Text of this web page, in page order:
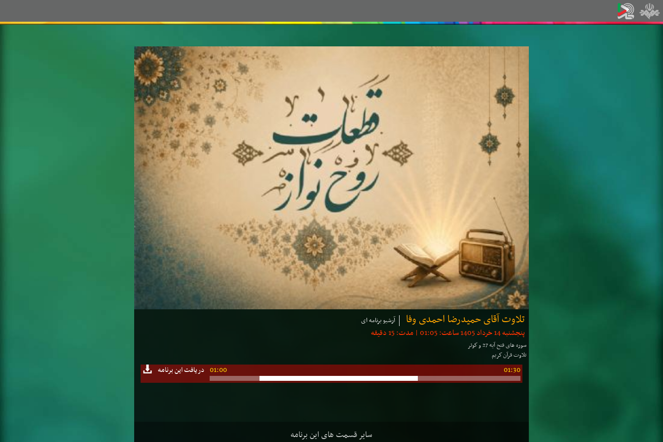
تلاوت آقای حمیدرضا احمدی وفا آرشیو برنامه ای
پنجشنبه 14 خرداد 1405 ساعت: 01:05 | مدت: 15 دقیقه
سوره های فتح آیه 27 و كوثر
تلاوت قرآن كریم
دریافت این برنامه 01:00 01:30
سایر قسمت های این برنامه